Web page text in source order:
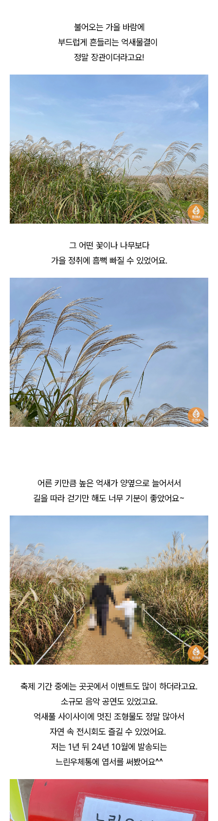
불어오는 가을 바람에
부드럽게 흔들리는 억새물결이
정말 장관이더라고요!
그 어떤 꽃이나 나무보다
가을 정취에 흠뻑 빠질 수 있었어요.
어른 키만큼 높은 억새가 양옆으로 늘어서서
길을 따라 걷기만 해도 너무 기분이 좋았어요~
축제 기간 중에는 곳곳에서 이벤트도 많이 하더라고요.
소규모 음악 공연도 있었고요.
억새풀 사이사이에 멋진 조형물도 정말 많아서
자연 속 전시회도 즐길 수 있었어요.
저는 1년 뒤 24년 10월에 발송되는
느린우체통에 엽서를 써봤어요^^